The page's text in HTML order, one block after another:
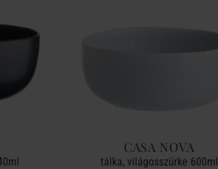
CASA NOVA
tálka, világosszürke 600ml